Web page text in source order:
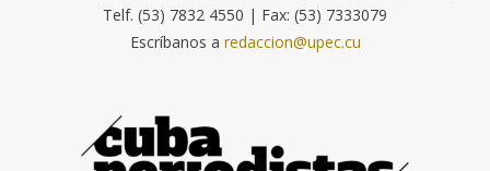
Telf. (53) 7832 4550 | Fax: (53) 7333079
Escríbanos a redaccion@upec.cu